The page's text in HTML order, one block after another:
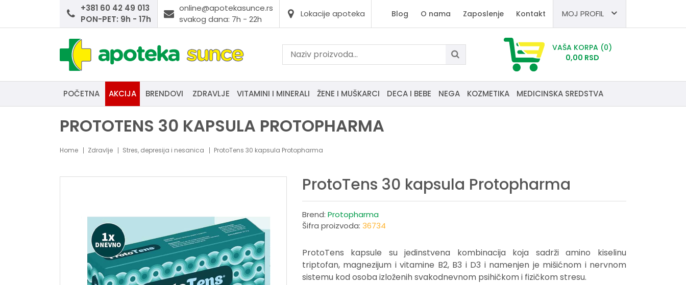
+381 60 42 49 013
PON-PET: 9h - 17h
online@apotekasunce.rs
svakog dana: 7h - 22h
Lokacije apoteka Blog O nama Zaposlenje Kontakt MOJ PROFIL
VAŠA KORPA (0)
0,00 RSD
POČETNA AKCIJA BRENDOVI ZDRAVLJE VITAMINI I MINERALI ŽENE I MUŠKARCI DECA I BEBE NEGA KOZMETIKA MEDICINSKA SREDSTVA
PROTOTENS 30 KAPSULA PROTOPHARMA
Home Zdravlje Stres, depresija i nesanica ProtoTens 30 kapsula Protopharma
ProtoTens 30 kapsula Protopharma
Brend: Protopharma
Šifra proizvoda: 36734
ProtoTens kapsule su jedinstvena kombinacija koja sadrži amino kiselinu
triptofan, magnezijum i vitamine B2, B3 i D3 i namenjen je mišićnom i nervnom
sistemu kod osoba izloženih svakodnevnom psihičkom i fizičkom stresu.